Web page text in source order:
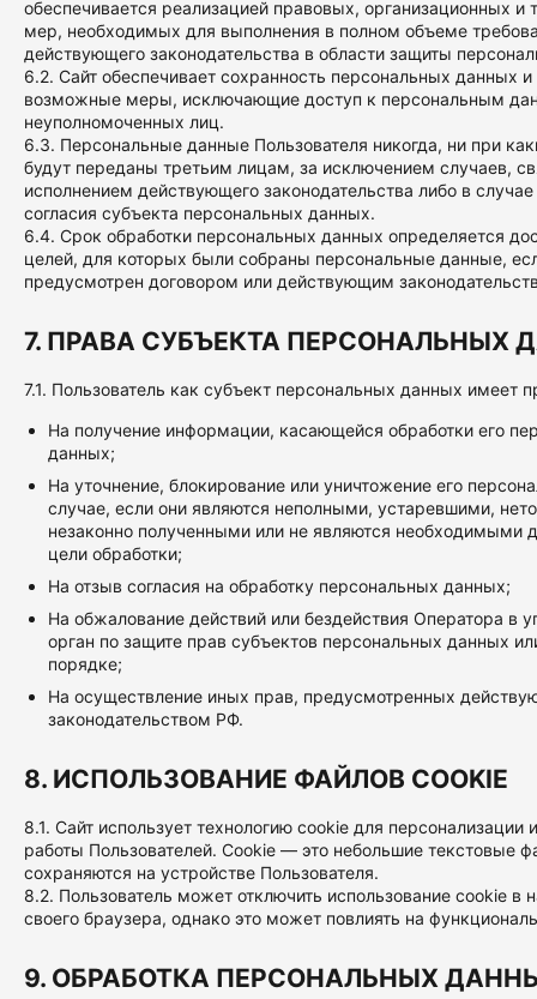
обеспечивается реализацией правовых, организационных и
мер, необходимых для выполнения в полном объеме
действующего законодательства в области защиты
6.2. Сайт обеспечивает сохранность персональных данных
возможные меры, исключающие доступ к персональным
неуполномоченных лиц.
6.3. Персональные данные Пользователя никогда, ни при
будут переданы третьим лицам, за исключением случаев,
исполнением действующего законодательства либо в
согласия субъекта персональных данных.
6.4. Срок обработки персональных данных определяется
целей, для которых были собраны персональные данные,
предусмотрен договором или действующим
7. ПРАВА СУБЪЕКТА ПЕРСОНАЛЬНЫХ
7.1. Пользователь как субъект персональных данных имеет
На получение информации, касающейся обработки его
данных;
На уточнение, блокирование или уничтожение его
случае, если они являются неполными, устаревшими,
незаконно полученными или не являются необходимыми
цели обработки;
На отзыв согласия на обработку персональных данных;
На обжалование действий или бездействия Оператора в
орган по защите прав субъектов персональных данных
порядке;
На осуществление иных прав, предусмотренных
законодательством РФ.
8. ИСПОЛЬЗОВАНИЕ ФАЙЛОВ COOKIE
8.1. Сайт использует технологию cookie для персонализации
работы Пользователей. Cookie — это небольшие текстовые
сохраняются на устройстве Пользователя.
8.2. Пользователь может отключить использование cookie в
своего браузера, однако это может повлиять на
9. ОБРАБОТКА ПЕРСОНАЛЬНЫХ